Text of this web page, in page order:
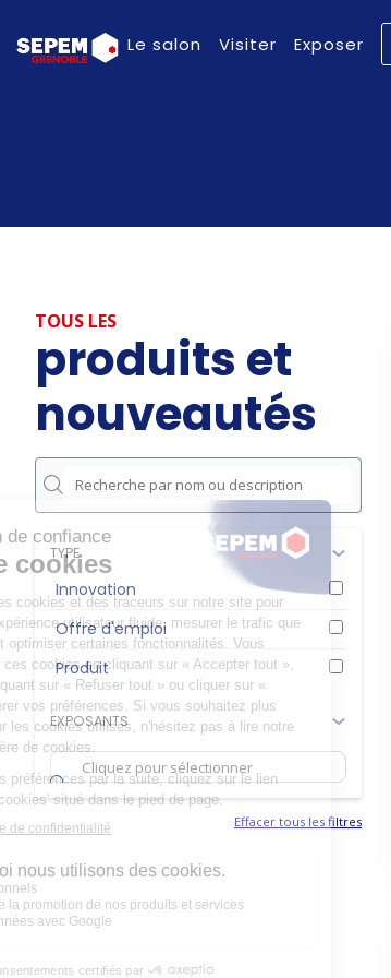
Le salon Visiter Exposer
TOUS LES
produits et
nouveautés
TYPE
Innovation
Offre d'emploi
Produit
EXPOSANTS
Effacer tous les filtres